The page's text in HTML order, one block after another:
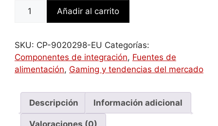
FUENTE
RM750X
SHIFT
80+
SHIFTED
MODULAR
750
Añadir al carrito
SKU: CP-9020298-EU Categorías:
Componentes de integración, Fuentes de
alimentación, Gaming y tendencias del mercado
Descripción Información adicional
Valoraciones (0)